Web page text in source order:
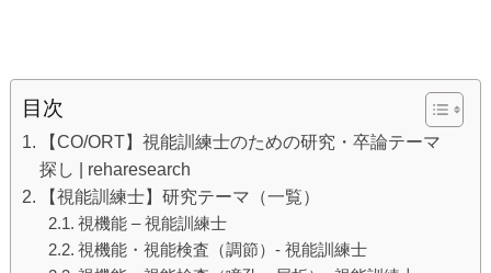
目次
【CO/ORT】視能訓練士のための研究・卒論テーマ
探し | reharesearch
【視能訓練士】研究テーマ（一覧）
視機能 – 視能訓練士
視機能・視能検査（調節）- 視能訓練士